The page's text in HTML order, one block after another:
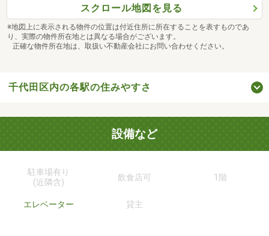
スクロール地図を見る
※地図上に表示される物件の位置は付近住所に所在することを表すものであ
り、実際の物件所在地とは異なる場合がございます。
正確な物件所在地は、取扱い不動産会社にお問い合わせください。
千代田区内の各駅の住みやすさ
設備など
駐車場有り
(近隣含)
飲食店可 1階
エレベーター 貸主